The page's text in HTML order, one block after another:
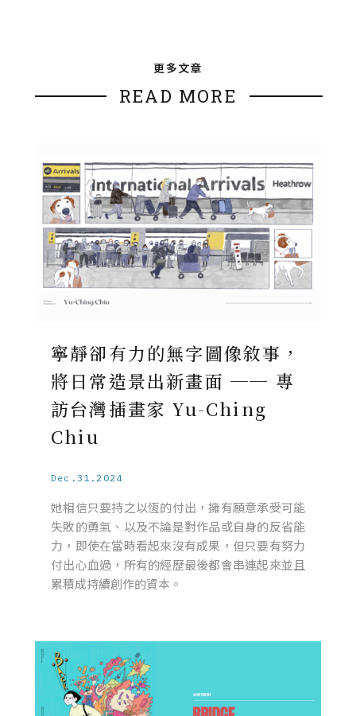
更多文章
READ MORE
寧靜卻有力的無字圖像敘事，
將日常造景出新畫面 ── 專
訪台灣插畫家 Yu-Ching
Chiu
Dec.31.2024
她相信只要持之以恆的付出，擁有願意承受可能
失敗的勇氣、以及不論是對作品或自身的反省能
力，即使在當時看起來沒有成果，但只要有努力
付出心血過，所有的經歷最後都會串連起來並且
累積成持續創作的資本。